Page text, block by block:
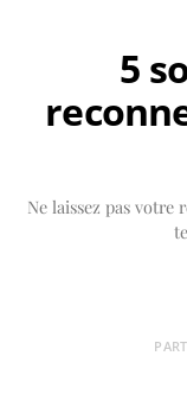
5
Ne laissez pas votre